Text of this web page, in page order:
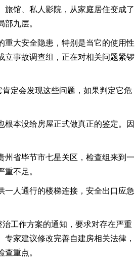
《焦点访谈》 20220624
迎战“龙舟水”
《焦点访谈》 20220623
来之不易的丰收
2022-06-22 20:09:53
2022-06-22 04:25:58
馆、私人影院，从家庭居住变成了
九层。
重大安全隐患，特别是当它的使用性
立事故调查组，正在对相关问题紧锣
定会发现这些问题，如果判定它危
本没给房屋正式做真正的鉴定。因
州省毕节市七星关区，检查组来到一
不足。
人通行的楼梯连接，安全出口应急
工作方案的通知，要求对存在严重
家建议修改完善自建房相关法律，
重点。